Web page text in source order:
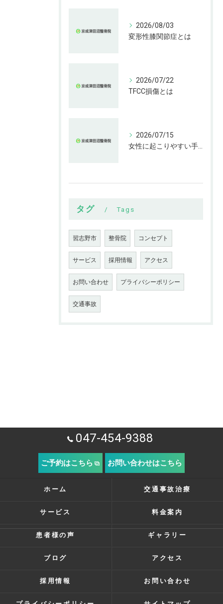
2026/08/03
変形性膝関節症とは
2026/07/22
TFCC損傷とは
2026/07/15
タグ Tags
習志野市 整骨院 コンセプト
サービス 採用情報 アクセス
お問い合わせ プライバシーポリシー
交通事故
047-454-9388
ご予約はこちら お問い合わせはこちら
ホーム 交通事故治療
サービス 料金案内
患者様の声 ギャラリー
ブログ アクセス
採用情報 お問い合わせ